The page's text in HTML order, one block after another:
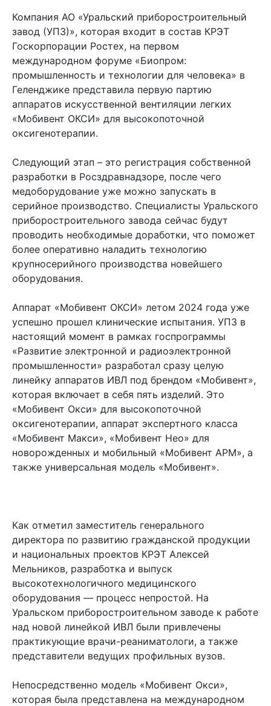
Компания АО «Уральский приборостроительный
завод (УПЗ)», которая входит в состав КРЭТ
Госкорпорации Ростех, на первом
международном форуме «Биопром:
промышленность и технологии для человека» в
Геленджике представила первую партию
аппаратов искусственной вентиляции легких
«Мобивент ОКСИ» для высокопоточной
оксигенотерапии.
Следующий этап – это регистрация собственной
разработки в Росздравнадзоре, после чего
медоборудование уже можно запускать в
серийное производство. Специалисты Уральского
приборостроительного завода сейчас будут
проводить необходимые доработки, что поможет
более оперативно наладить технологию
крупносерийного производства новейшего
оборудования.
Аппарат «Мобивент ОКСИ» летом 2024 года уже
успешно прошел клинические испытания. УПЗ в
настоящий момент в рамках госпрограммы
«Развитие электронной и радиоэлектронной
промышленности» разработал сразу целую
линейку аппаратов ИВЛ под брендом «Мобивент»,
которая включает в себя пять изделий. Это
«Мобивент Окси» для высокопоточной
оксигенотерапии, аппарат экспертного класса
«Мобивент Макси», «Мобивент Нео» для
новорожденных и мобильный «Мобивент АРМ», а
также универсальная модель «Мобивент».
Как отметил заместитель генерального
директора по развитию гражданской продукции
и национальных проектов КРЭТ Алексей
Мельников, разработка и выпуск
высокотехнологичного медицинского
оборудования — процесс непростой. На
Уральском приборостроительном заводе к работе
над новой линейкой ИВЛ были привлечены
практикующие врачи-реаниматологи, а также
представители ведущих профильных вузов.
Непосредственно модель «Мобивент Окси»,
которая была представлена на международном